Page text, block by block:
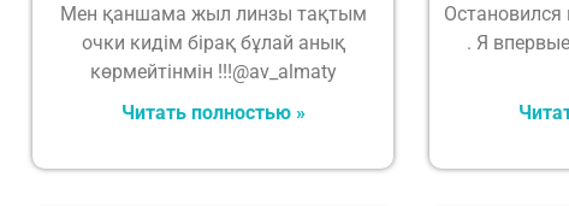
Мен қаншама жыл линзы тақтым
очки кидім бірақ бұлай анық
көрмейтінмін !!!@av_almaty
Читать полностью »
Остановился
. Я